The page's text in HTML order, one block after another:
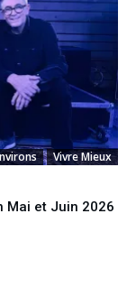
Vivre Mieux
Mai et Juin 2026